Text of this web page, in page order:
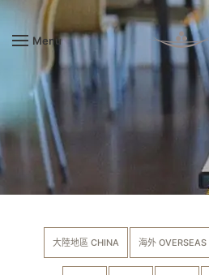
Skip to main content
Menu
大陸地區 CHINA 海外 OVERSEAS